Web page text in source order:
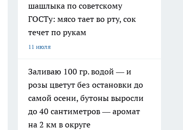
шашлыка по советскому
ГОСТу: мясо тает во рту, сок
течет по рукам
11 июля
Заливаю 100 гр. водой — и
розы цветут без остановки до
самой осени, бутоны выросли
до 40 сантиметров — аромат
на 2 км в округе